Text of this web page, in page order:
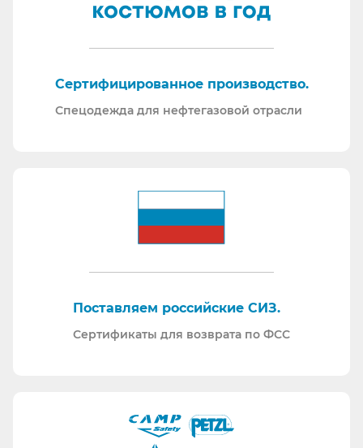
Сертифицированное производство.
Спецодежда для нефтегазовой отрасли
Поставляем российские СИЗ.
Сертификаты для возврата по ФСС